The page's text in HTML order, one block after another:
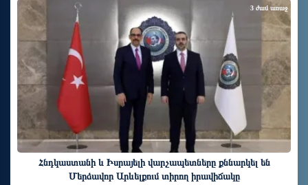
Հնդկաստանի և Իսրայելի վարչապետները քննարկել են
Մերձավոր Արևելքում տիրող իրավիճակը
3 ժամ առաջ